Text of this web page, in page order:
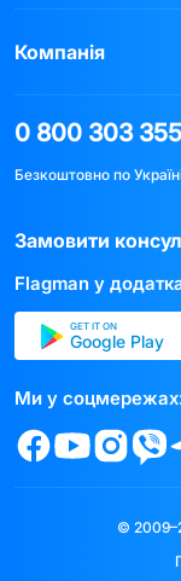
Компанія
0 800 303 355
Безкоштовно по
Замовити
Flagman у
GET IT ON
Google Play
Ми у
©